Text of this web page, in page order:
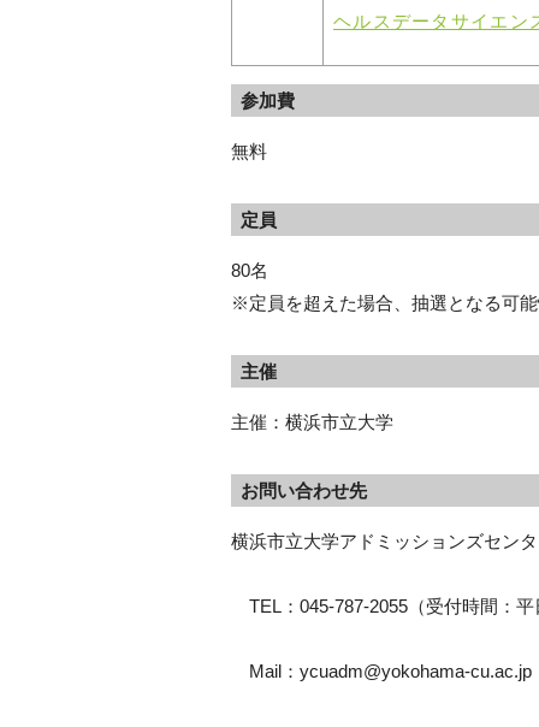
ヘルスデータサイエン
参加費
無料
定員
80名
※定員を超えた場合、抽選となる可能
主催
主催：横浜市立大学
お問い合わせ先
横浜市立大学アドミッションズセン
TEL：045-787-2055（受付時間：平
Mail：ycuadm@yokohama-cu.ac.jp